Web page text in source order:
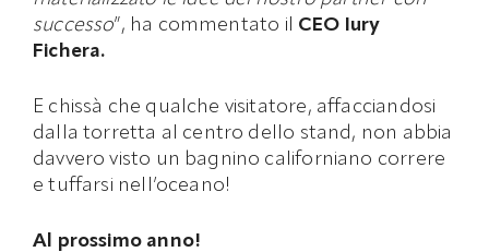
successo”, ha commentato il CEO Iury
Fichera.
E chissà che qualche visitatore, affacciandosi
dalla torretta al centro dello stand, non abbia
davvero visto un bagnino californiano correre
e tuffarsi nell’oceano!
Al prossimo anno!